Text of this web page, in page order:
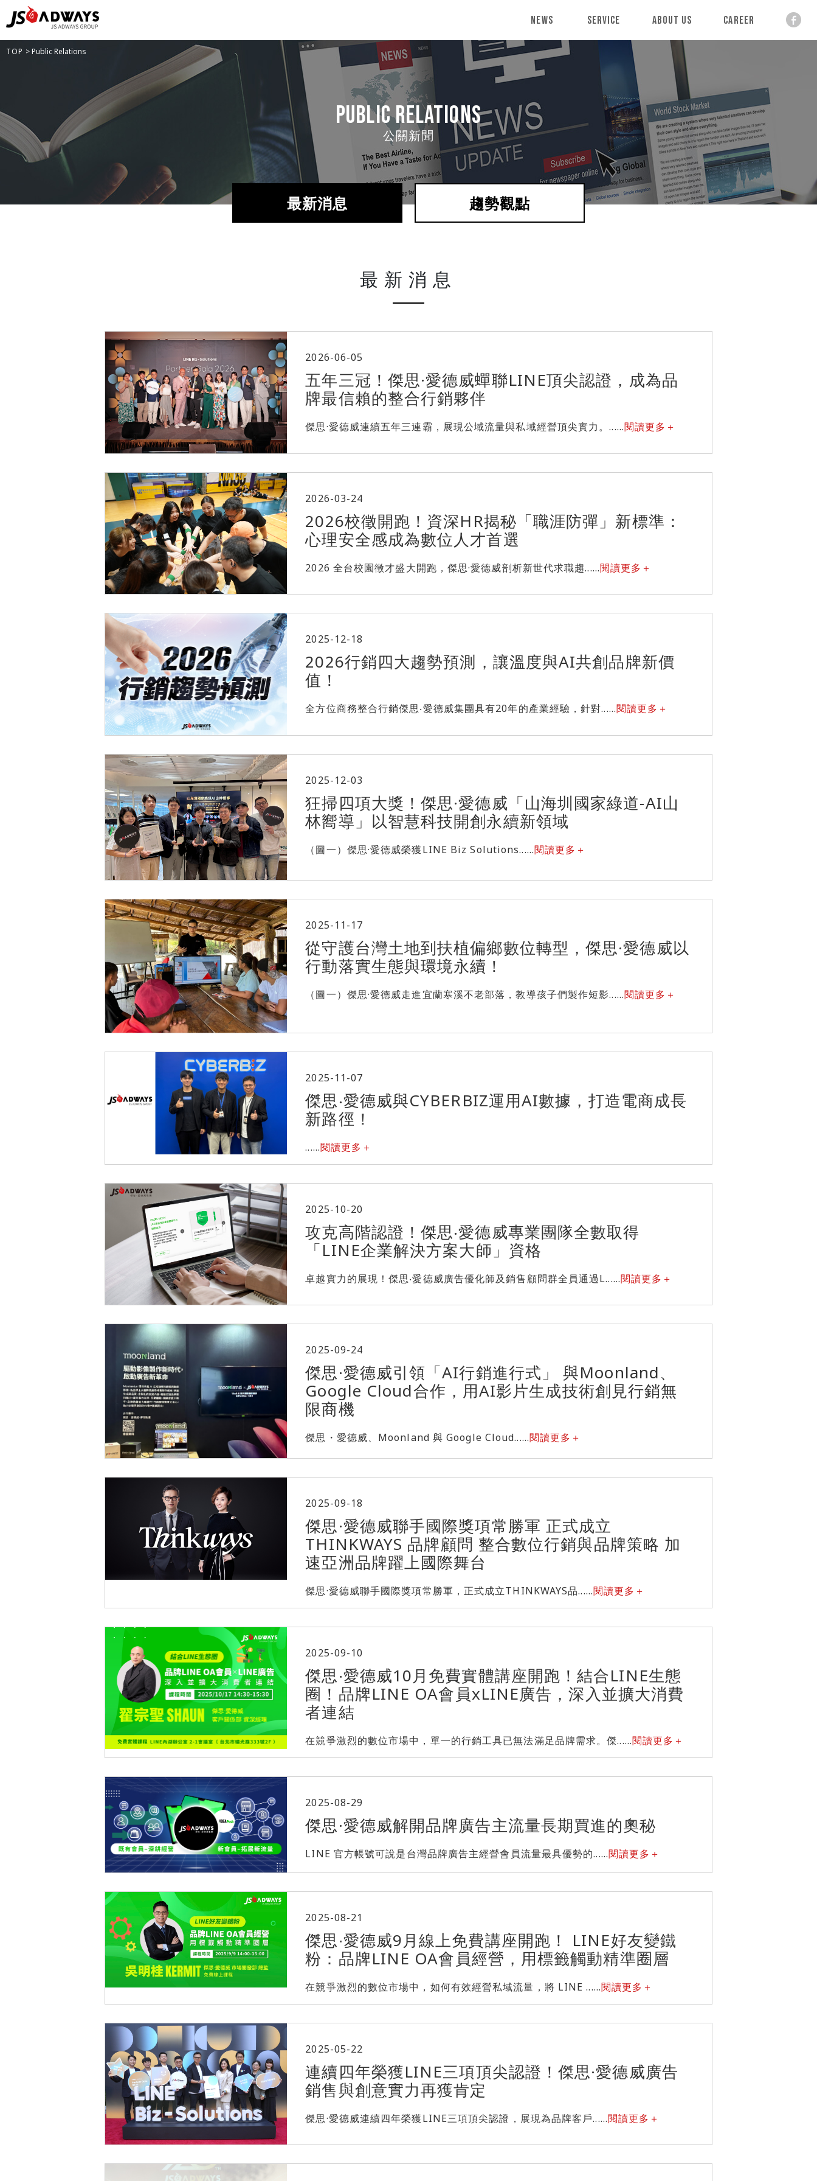
News Service About Us Career
TOP > Public Relations
Public Relations
公關新聞
最新消息 趨勢觀點
最新消息
2026-06-05
五年三冠！傑思·愛德威蟬聯LINE頂尖認證，成為品
牌最信賴的整合行銷夥伴
傑思·愛德威連續五年三連霸，展現公域流量與私域經營頂尖實力。......閱讀更多＋
2026-03-24
2026校徵開跑！資深HR揭秘「職涯防彈」新標準：
心理安全感成為數位人才首選
2026 全台校園徵才盛大開跑，傑思·愛德威剖析新世代求職趨......閱讀更多＋
2025-12-18
2026行銷四大趨勢預測，讓溫度與AI共創品牌新價
值！
全方位商務整合行銷傑思‧愛德威集團具有20年的產業經驗，針對......閱讀更多＋
2025-12-03
狂掃四項大獎！傑思·愛德威「山海圳國家綠道-AI山
林嚮導」以智慧科技開創永續新領域
（圖一）傑思·愛德威榮獲LINE Biz Solutions......閱讀更多＋
2025-11-17
從守護台灣土地到扶植偏鄉數位轉型，傑思·愛德威以
行動落實生態與環境永續！
（圖一）傑思·愛德威走進宜蘭寒溪不老部落，教導孩子們製作短影......閱讀更多＋
2025-11-07
傑思‧愛德威與CYBERBIZ運用AI數據，打造電商成長
新路徑！
......閱讀更多＋
2025-10-20
攻克高階認證！傑思‧愛德威專業團隊全數取得
「LINE企業解決方案大師」資格
卓越實力的展現！傑思‧愛德威廣告優化師及銷售顧問群全員通過L......閱讀更多＋
2025-09-24
傑思·愛德威引領「AI行銷進行式」 與Moonland、
Google Cloud合作，用AI影片生成技術創見行銷無
限商機
傑思・愛德威、Moonland 與 Google Cloud......閱讀更多＋
2025-09-18
傑思·愛德威聯手國際獎項常勝軍 正式成立
THINKWAYS 品牌顧問 整合數位行銷與品牌策略 加
速亞洲品牌躍上國際舞台
傑思·愛德威聯手國際獎項常勝軍，正式成立THINKWAYS品......閱讀更多＋
2025-09-10
傑思∙愛德威10月免費實體講座開跑！結合LINE生態
圈！品牌LINE OA會員xLINE廣告，深入並擴大消費
者連結
在競爭激烈的數位市場中，單一的行銷工具已無法滿足品牌需求。傑......閱讀更多＋
2025-08-29
傑思·愛德威解開品牌廣告主流量長期買進的奧秘
LINE 官方帳號可說是台灣品牌廣告主經營會員流量最具優勢的......閱讀更多＋
2025-08-21
傑思∙愛德威9月線上免費講座開跑！ LINE好友變鐵
粉：品牌LINE OA會員經營，用標籤觸動精準圈層
在競爭激烈的數位市場中，如何有效經營私域流量，將 LINE ......閱讀更多＋
2025-05-22
連續四年榮獲LINE三項頂尖認證！傑思·愛德威廣告
銷售與創意實力再獲肯定
傑思·愛德威連續四年榮獲LINE三項頂尖認證，展現為品牌客戶......閱讀更多＋